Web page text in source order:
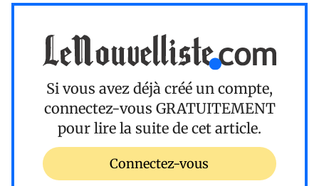
Si vous avez déjà créé un compte,
connectez-vous GRATUITEMENT
pour lire la suite de cet article.
Connectez-vous